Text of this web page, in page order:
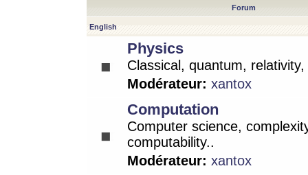
Forum
English
Physics
Classical, quantum,
Modérateur: xantox
Computation
Computer science,
computability..
Modérateur: xantox